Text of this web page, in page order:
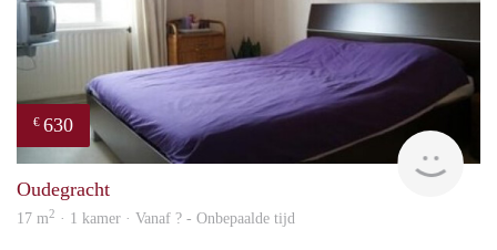
€ 630
Oudegracht
17 m2 · 1 kamer · Vanaf ? - Onbepaalde tijd